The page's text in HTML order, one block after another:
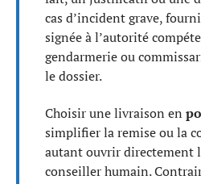
cas d’incident grave,
signée à l’autorité
gendarmerie ou
le dossier.
Choisir une livraison en
simplifier la remise ou la
autant ouvrir directement
conseiller humain.